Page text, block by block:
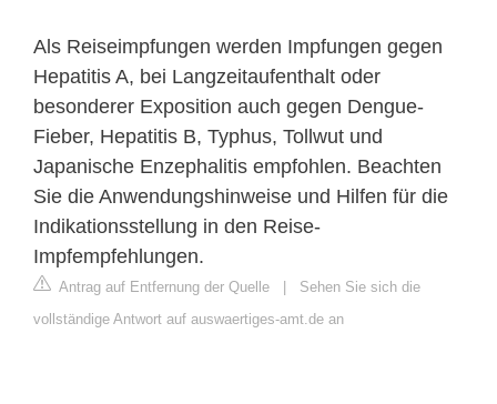
Als Reiseimpfungen werden Impfungen gegen
Hepatitis A, bei Langzeitaufenthalt oder
besonderer Exposition auch gegen Dengue-
Fieber, Hepatitis B, Typhus, Tollwut und
Japanische Enzephalitis empfohlen. Beachten
Sie die Anwendungshinweise und Hilfen für die
Indikationsstellung in den Reise-
Impfempfehlungen.
Antrag auf Entfernung der Quelle
Sehen Sie sich die
vollständige Antwort auf auswaertiges-amt.de an